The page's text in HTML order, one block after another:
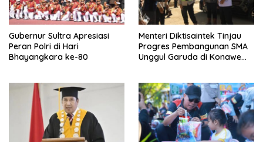
Gubernur Sultra Apresiasi
Peran Polri di Hari
Bhayangkara ke-80
Menteri Diktisaintek Tinjau
Progres Pembangunan SMA
Unggul Garuda di Konawe